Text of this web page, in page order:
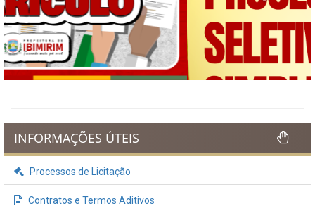
Previous Next